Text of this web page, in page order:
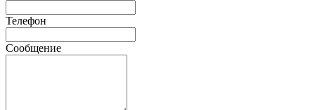
Телефон
Сообщение